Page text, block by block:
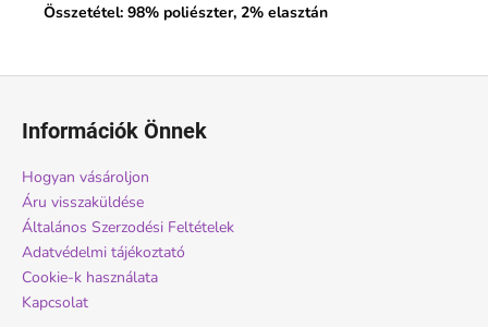
Összetétel: 98% poliészter, 2% elasztán
Információk Önnek
Hogyan vásároljon
Áru visszaküldése
Általános Szerzodési Feltételek
Adatvédelmi tájékoztató
Cookie-k használata
Kapcsolat